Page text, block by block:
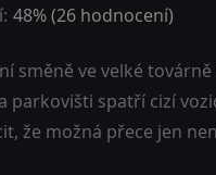
48% (26 hodnocení)
směně ve velké továrně
parkovišti spatří cizí
že možná přece jen